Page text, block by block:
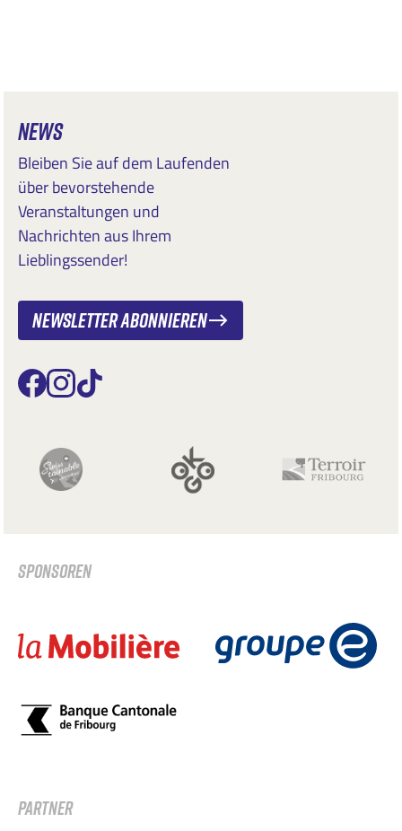
NEWS
Bleiben Sie auf dem Laufenden
über bevorstehende
Veranstaltungen und
Nachrichten aus Ihrem
Lieblingssender!
Newsletter abonnieren
SPONSOREN
PARTNER